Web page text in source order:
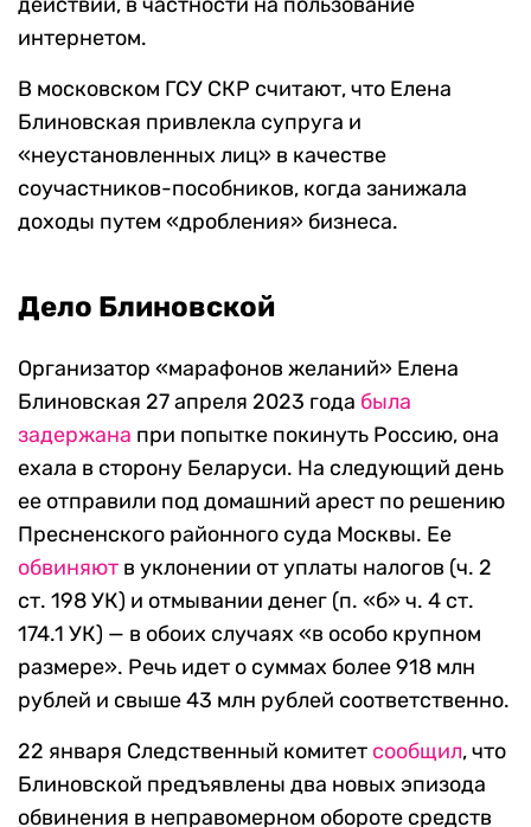
интернетом.
В московском ГСУ СКР считают, что Елена
Блиновская привлекла супруга и
«неустановленных лиц» в качестве
соучастников-пособников, когда занижала
доходы путем «дробления» бизнеса.
Дело Блиновской
Организатор «марафонов желаний» Елена
Блиновская 27 апреля 2023 года была
задержана при попытке покинуть Россию, она
ехала в сторону Беларуси. На следующий день
ее отправили под домашний арест по решению
Пресненского районного суда Москвы. Ее
обвиняют в уклонении от уплаты налогов (ч. 2
ст. 198 УК) и отмывании денег (п. «б» ч. 4 ст.
174.1 УК) — в обоих случаях «в особо крупном
размере». Речь идет о суммах более 918 млн
рублей и свыше 43 млн рублей соответственно.
22 января Следственный комитет сообщил, что
Блиновской предъявлены два новых эпизода
обвинения в неправомерном обороте средств